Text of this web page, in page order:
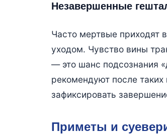
Незавершенные
Часто мертвые приходят
уходом. Чувство вины
— это шанс подсознания
рекомендуют после
зафиксировать
Приметы и